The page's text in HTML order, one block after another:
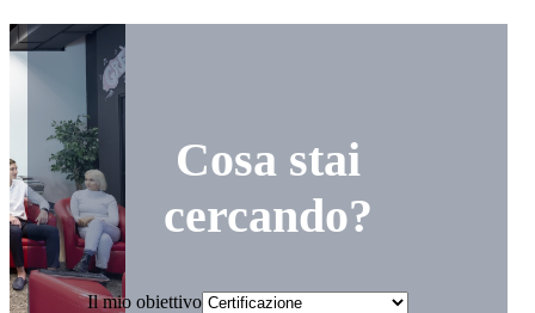
Cosa stai
cercando?
Il mio obiettivo